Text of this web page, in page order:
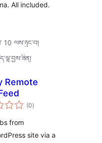
All included.
10 ལས་ཉུང་བ།
Remote
(0གདེང་
འཇོག་
)
from
site via a